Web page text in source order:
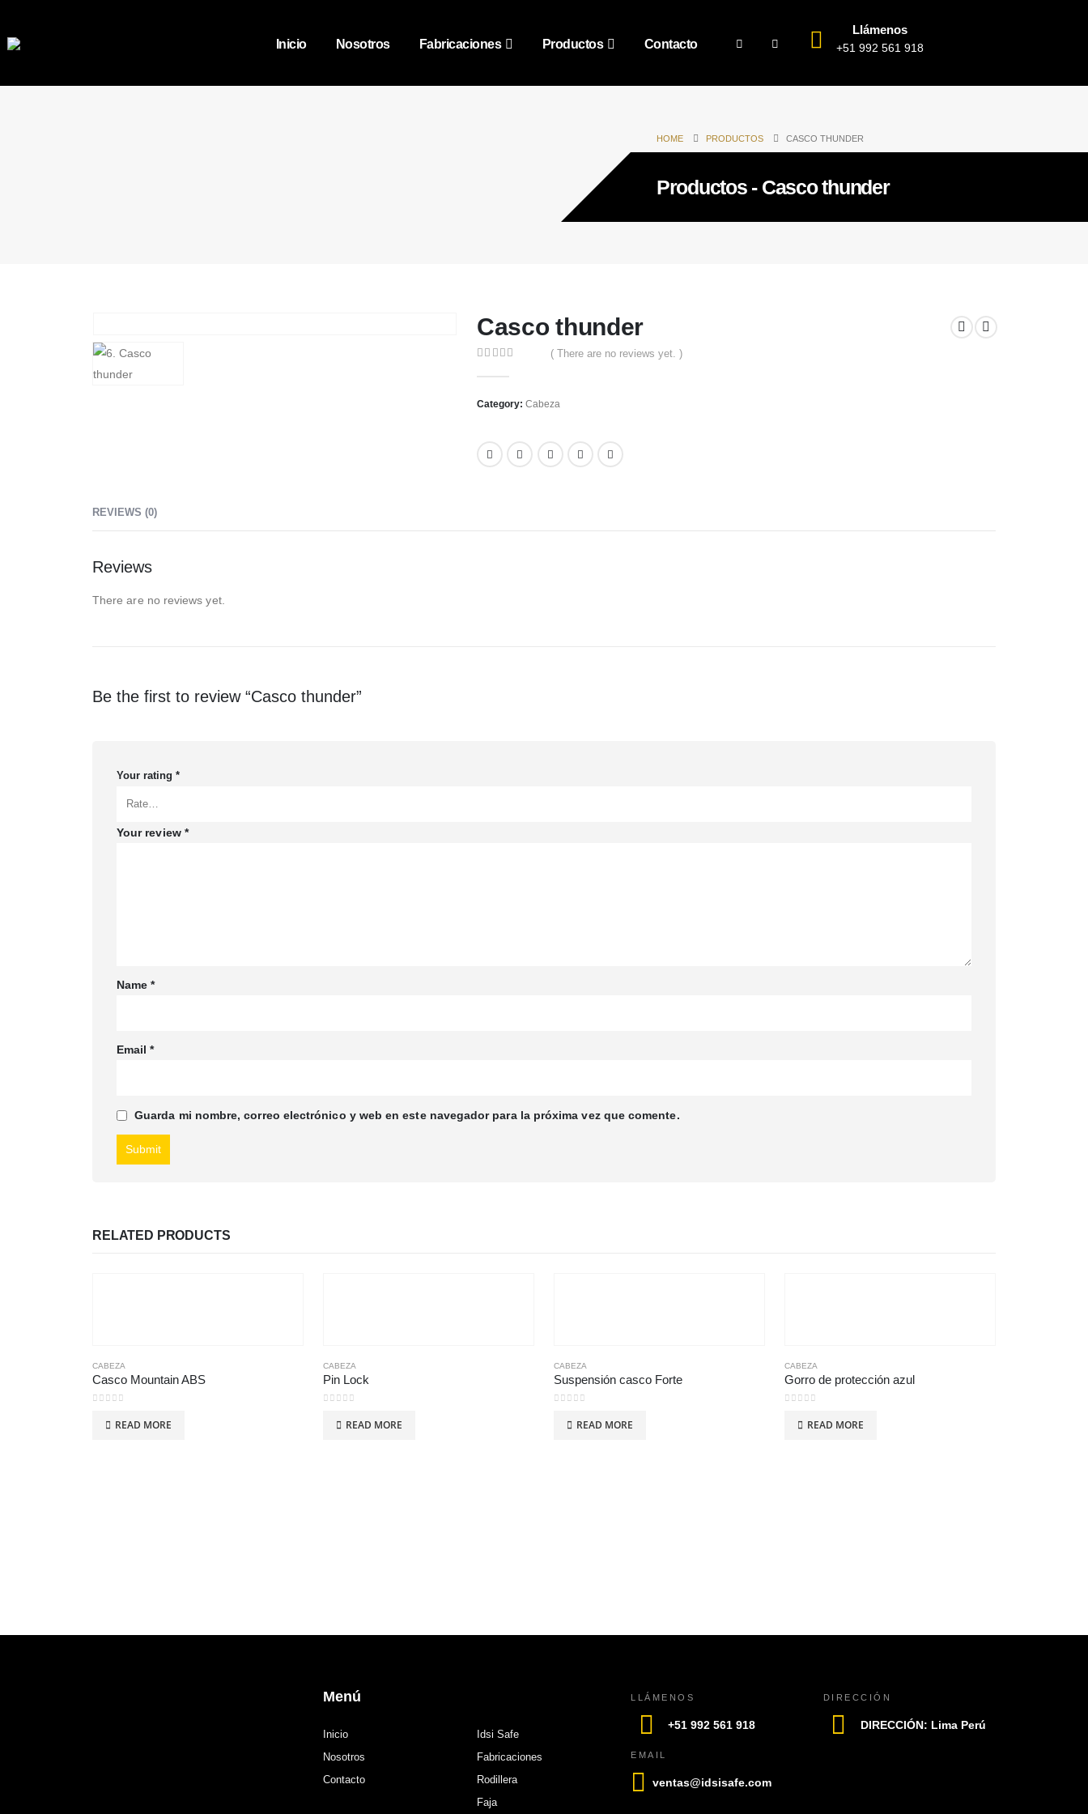
Inicio Nosotros Fabricaciones Productos Contacto
Llámenos
+51 992 561 918
HOME PRODUCTOS CASCO THUNDER
Productos - Casco thunder
Casco thunder
( There are no reviews yet. )
Category: Cabeza
REVIEWS (0)
Reviews
There are no reviews yet.
Be the first to review “Casco thunder”
Your rating *
Your review *
Name*
Email*
Guarda mi nombre, correo electrónico y web en este navegador para la próxima vez que comente.
RELATED PRODUCTS
CABEZA
Casco Mountain ABS
READ MORE
CABEZA
Pin Lock
READ MORE
CABEZA
Suspensión casco Forte
READ MORE
CABEZA
Gorro de protección azul
READ MORE
Menú
Inicio
Nosotros
Contacto
Idsi Safe
Fabricaciones
Rodillera
Faja
LLÁMENOS
+51 992 561 918
EMAIL
ventas@idsisafe.com
DIRECCIÓN
DIRECCIÓN: Lima Perú